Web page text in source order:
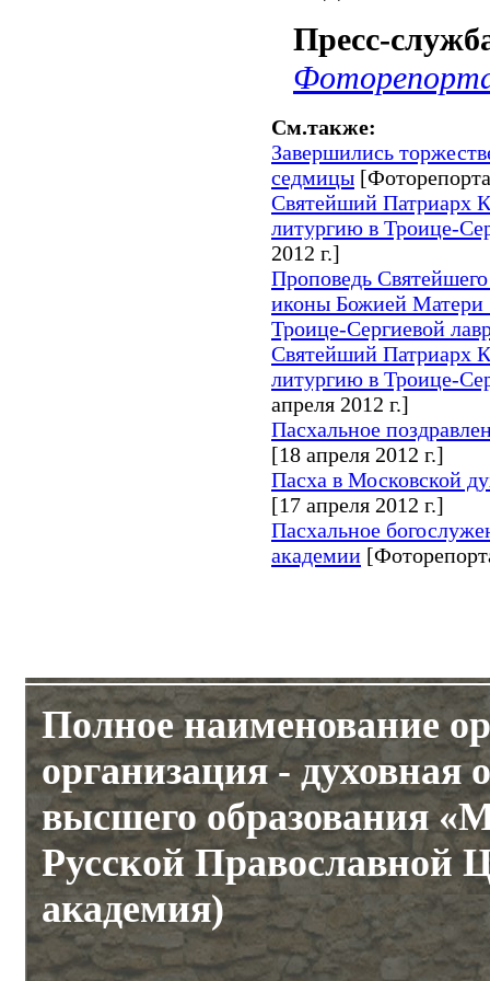
Пресс-
См.также:
Завершились
седмицы
Святейший Патриарх
литургию в Троице-
2012 г.]
Проповедь
иконы Божией
Троице-Сергиевой
Святейший Патриарх
литургию в Троице-
апреля 2012 г.]
Пасхальное
[18 апреля 2012 г.]
Пасха в Московской
[17 апреля 2012 г.]
Пасхальное
академии
Полное наименование
организация - духовная
высшего образования
Русской Православной
академия)